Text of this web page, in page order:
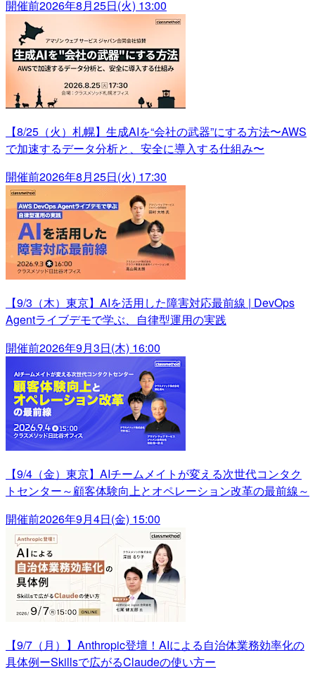
開催前2026年8月25日(火) 13:00
【8/25（火）札幌】生成AIを“会社の武器”にする方法〜AWS
で加速するデータ分析と、安全に導入する仕組み〜
開催前2026年8月25日(火) 17:30
【9/3（木）東京】AIを活用した障害対応最前線 | DevOps
Agentライブデモで学ぶ、自律型運用の実践
開催前2026年9月3日(木) 16:00
【9/4（金）東京】AIチームメイトが変える次世代コンタク
トセンター～顧客体験向上とオペレーション改革の最前線～
開催前2026年9月4日(金) 15:00
【9/7（月）】Anthropic登壇！AIによる自治体業務効率化の
具体例ーSkillsで広がるClaudeの使い方ー